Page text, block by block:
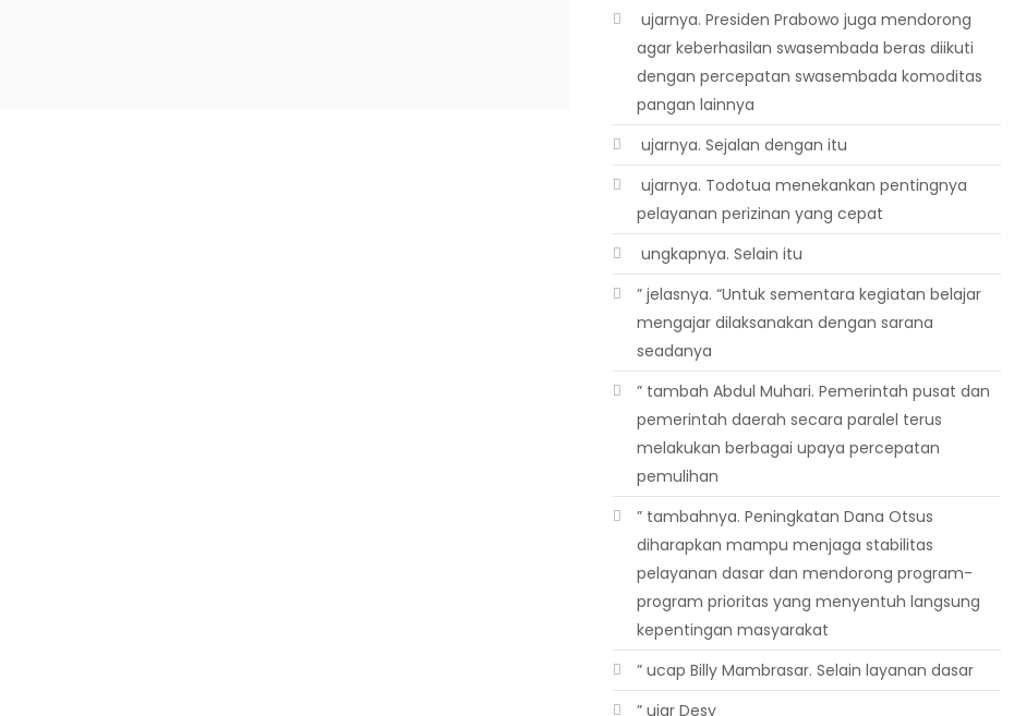
 ujarnya. Presiden Prabowo juga mendorong
agar keberhasilan swasembada beras diikuti
dengan percepatan swasembada komoditas
pangan lainnya
 ujarnya. Sejalan dengan itu
 ujarnya. Todotua menekankan pentingnya
pelayanan perizinan yang cepat
 ungkapnya. Selain itu
” jelasnya. “Untuk sementara kegiatan belajar
mengajar dilaksanakan dengan sarana
seadanya
” tambah Abdul Muhari. Pemerintah pusat dan
pemerintah daerah secara paralel terus
melakukan berbagai upaya percepatan
pemulihan
” tambahnya. Peningkatan Dana Otsus
diharapkan mampu menjaga stabilitas
pelayanan dasar dan mendorong program-
program prioritas yang menyentuh langsung
kepentingan masyarakat
” ucap Billy Mambrasar. Selain layanan dasar
” ujar Desy